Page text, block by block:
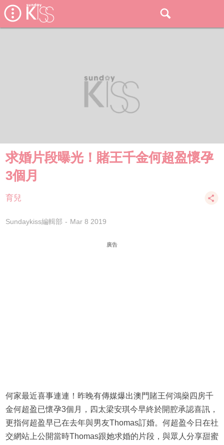
求婚片段曝光！賭王千金何超盈懷孕
3個月
育兒
Sundaykiss編輯部 Mar 8 2019
廣告
何家最近喜事連連！昨晚有傳媒爆出澳門賭王何鴻燊四房千
金何超盈已懷孕3個月，四太梁安琪今早終於開腔承認喜訊，
更指何超盈早已在去年與男友Thomas訂婚。何超盈今日在社
交網站上公開當時Thomas跟她求婚的片段，與眾人分享甜蜜